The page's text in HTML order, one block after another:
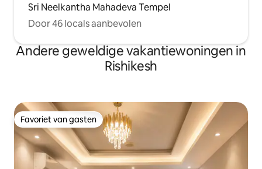
Sri Neelkantha Mahadeva Tempel
Door 46 locals aanbevolen
Andere geweldige vakantiewoningen in
Rishikesh
Favoriet van gasten
Favoriet van gasten